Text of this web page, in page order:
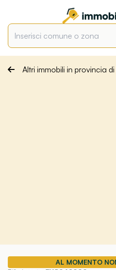
Altri immobili in provincia di
AL MOMENTO